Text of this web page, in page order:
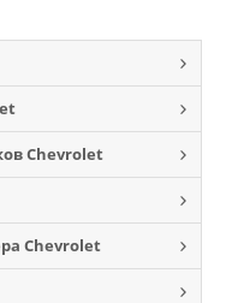
Chevrolet
Chevrolet